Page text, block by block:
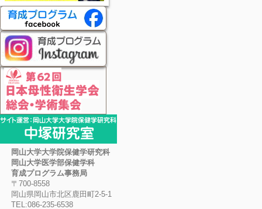
岡山大学大学院保健学研究科
岡山大学医学部保健学科
育成プログラム事務局
〒700-8558
岡山県岡山市北区鹿田町2-5-1
TEL:086-235-6538